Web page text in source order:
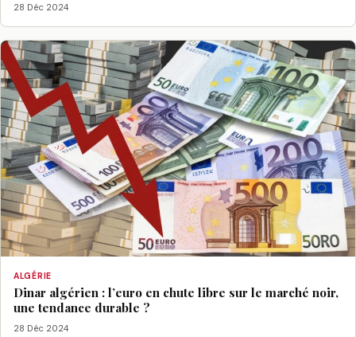
28 Déc 2024
ALGÉRIE
Dinar algérien : l’euro en chute libre sur le marché noir,
une tendance durable ?
28 Déc 2024